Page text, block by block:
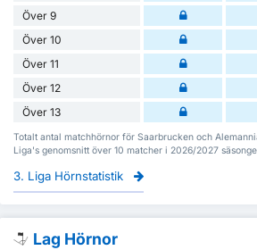
Över 9
Över 10
Över 11
Över 12
Över 13
Totalt antal matchhörnor för Saarbrucken och
Liga's genomsnitt över 10 matcher i 2026/2027
3. Liga Hörnstatistik
Lag Hörnor